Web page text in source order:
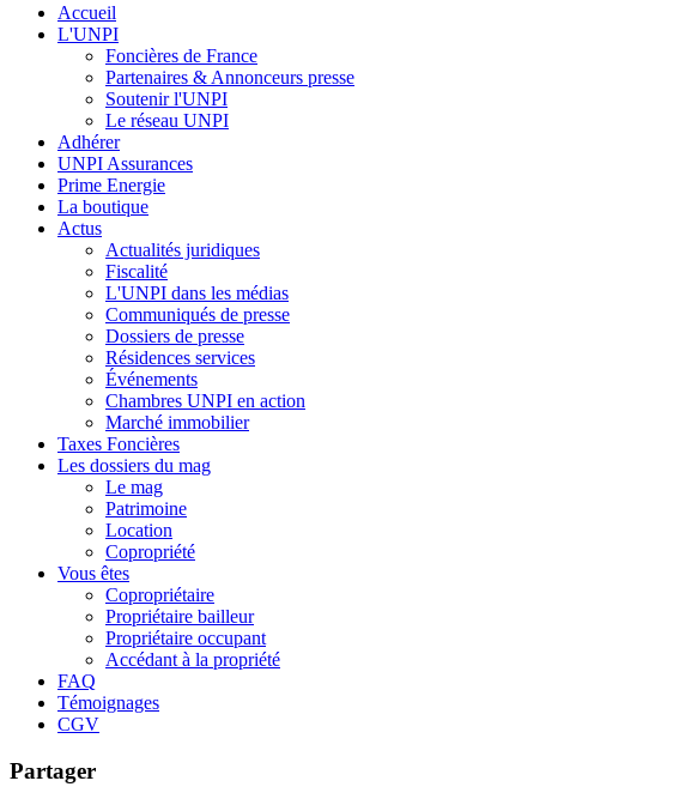
Accueil
L'UNPI
Foncières de France
Partenaires & Annonceurs presse
Soutenir l'UNPI
Le réseau UNPI
Adhérer
UNPI Assurances
Prime Energie
La boutique
Actus
Actualités juridiques
Fiscalité
L'UNPI dans les médias
Communiqués de presse
Dossiers de presse
Résidences services
Événements
Chambres UNPI en action
Marché immobilier
Taxes Foncières
Les dossiers du mag
Le mag
Patrimoine
Location
Copropriété
Vous êtes
Copropriétaire
Propriétaire bailleur
Propriétaire occupant
Accédant à la propriété
FAQ
Témoignages
CGV
Partager